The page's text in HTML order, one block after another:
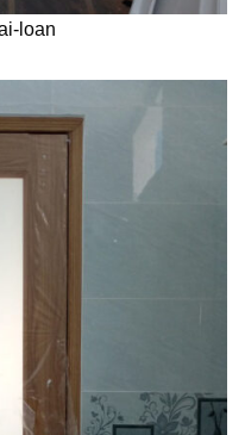
loan